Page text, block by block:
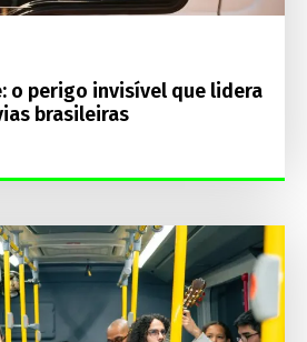
o perigo invisível que lidera
brasileiras